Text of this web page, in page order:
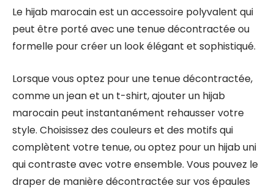
Le hijab marocain est un accessoire polyvalent qui
peut être porté avec une tenue décontractée ou
formelle pour créer un look élégant et sophistiqué.
Lorsque vous optez pour une tenue décontractée,
comme un jean et un t-shirt, ajouter un hijab
marocain peut instantanément rehausser votre
style. Choisissez des couleurs et des motifs qui
complètent votre tenue, ou optez pour un hijab uni
qui contraste avec votre ensemble. Vous pouvez le
draper de manière décontractée sur vos épaules